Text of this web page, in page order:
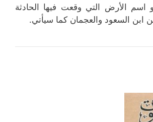
اسم الأرض التي وقعت فيها الحادثة
ابن السعود والعجمان كما سيأتي.